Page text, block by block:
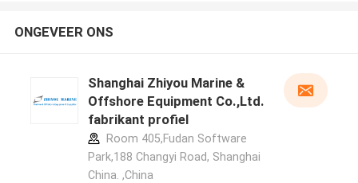
ONGEVEER ONS
Shanghai Zhiyou Marine &
Offshore Equipment Co.,Ltd.
fabrikant profiel
Room 405,Fudan Software
Park,188 Changyi Road, Shanghai
China. ,China